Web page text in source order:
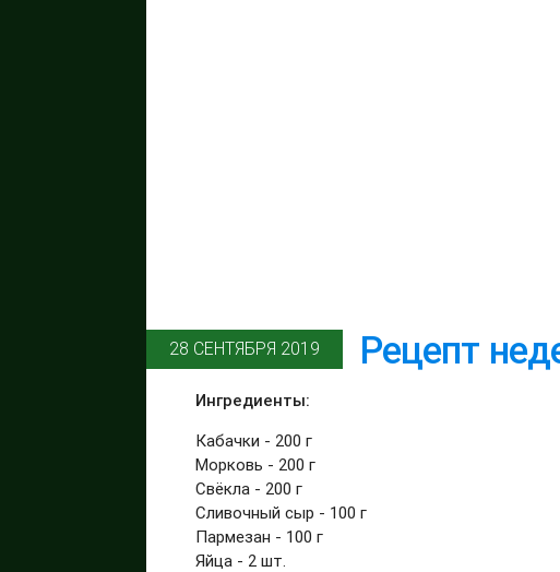
28 СЕНТЯБРЯ 2019 Рецепт
Ингредиенты:
Кабачки - 200 г
Морковь - 200 г
Свёкла - 200 г
Сливочный сыр - 100 г
Пармезан - 100 г
Яйца - 2 шт.